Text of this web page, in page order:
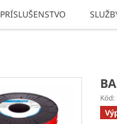
PRÍSLUŠENSTVO
Kód: